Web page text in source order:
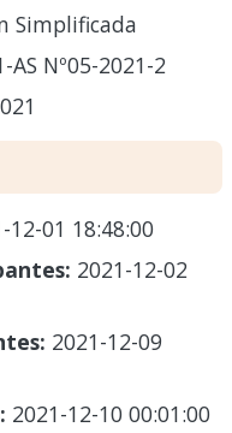
Simplificada
AS Nº05-2021-2
12-01 18:48:00
2021-12-02
2021-12-09
2021-12-10 00:01:00